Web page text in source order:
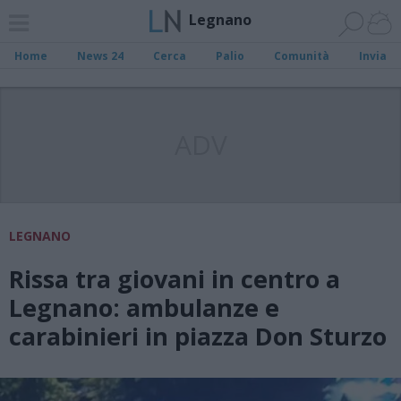
Legnano
Home News 24 Cerca Palio Comunità Invia
LEGNANO
Rissa tra giovani in centro a
Legnano: ambulanze e
carabinieri in piazza Don Sturzo